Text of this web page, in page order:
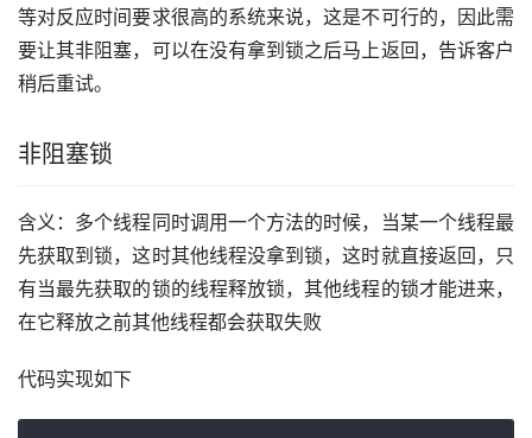
等对反应时间要求很高的系统来说，这是不可行的，因此需
要让其非阻塞，可以在没有拿到锁之后马上返回，告诉客户
稍后重试。
非阻塞锁
含义：多个线程同时调用一个方法的时候，当某一个线程最
先获取到锁，这时其他线程没拿到锁，这时就直接返回，只
有当最先获取的锁的线程释放锁，其他线程的锁才能进来，
在它释放之前其他线程都会获取失败
代码实现如下